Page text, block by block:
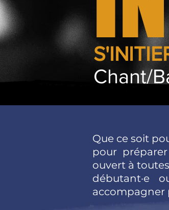
Chant/
Que ce soit
pour
ouvert à
débutant·e
accompagner